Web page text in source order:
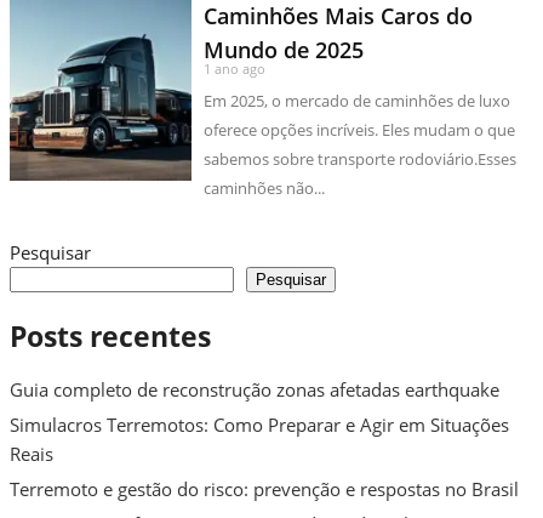
Caminhões Mais Caros do
Mundo de 2025
1 ano ago
Em 2025, o mercado de caminhões de luxo
oferece opções incríveis. Eles mudam o que
sabemos sobre transporte rodoviário.Esses
caminhões não...
Pesquisar
Pesquisar
Posts recentes
Guia completo de reconstrução zonas afetadas earthquake
Simulacros Terremotos: Como Preparar e Agir em Situações
Reais
Terremoto e gestão do risco: prevenção e respostas no Brasil